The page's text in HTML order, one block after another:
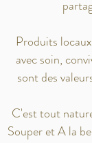
Produits
avec soin,
sont des
C'est tout
Souper et A la